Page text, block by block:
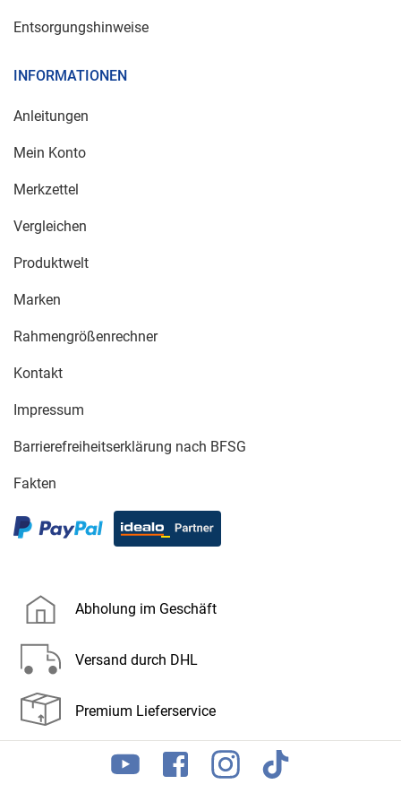
Entsorgungshinweise
INFORMATIONEN
Anleitungen
Mein Konto
Merkzettel
Vergleichen
Produktwelt
Marken
Rahmengrößenrechner
Kontakt
Impressum
Barrierefreiheitserklärung nach BFSG
Fakten
Abholung im Geschäft
Versand durch DHL
Premium Lieferservice